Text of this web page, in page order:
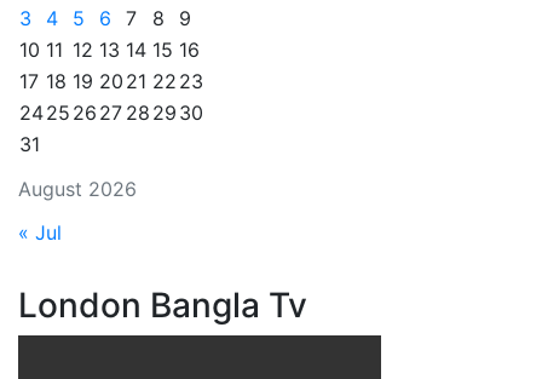
August 2026
3
4 5 6 7 8
9
10 11 12 13 14 15 16
17 18 19 20 21 22 23
2425 26 27 28 29 30
31
« Jul
London Bangla Tv